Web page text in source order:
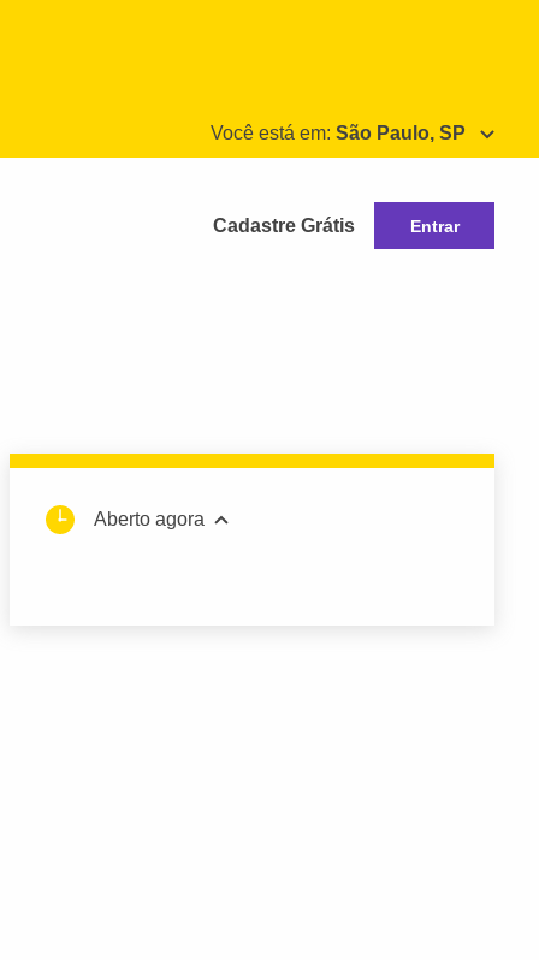
Você está em: São Paulo, SP
Cadastre Grátis Entrar
Aberto agora